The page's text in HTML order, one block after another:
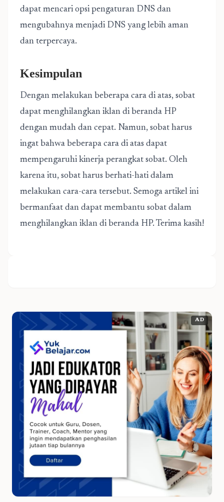
dapat mencari opsi pengaturan DNS dan
mengubahnya menjadi DNS yang lebih aman
dan terpercaya.
Kesimpulan
Dengan melakukan beberapa cara di atas, sobat
dapat menghilangkan iklan di beranda HP
dengan mudah dan cepat. Namun, sobat harus
ingat bahwa beberapa cara di atas dapat
mempengaruhi kinerja perangkat sobat. Oleh
karena itu, sobat harus berhati-hati dalam
melakukan cara-cara tersebut. Semoga artikel ini
bermanfaat dan dapat membantu sobat dalam
menghilangkan iklan di beranda HP. Terima kasih!
AD